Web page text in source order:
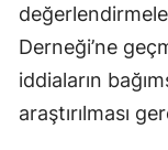
Derneği’ne
iddiaların
araştırılması